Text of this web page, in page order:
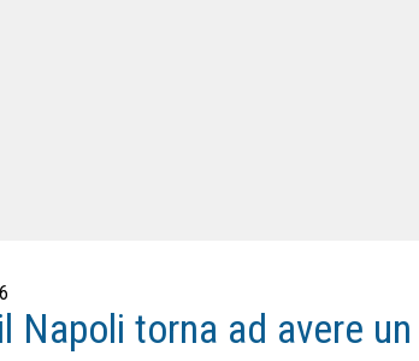
Napoli torna ad avere